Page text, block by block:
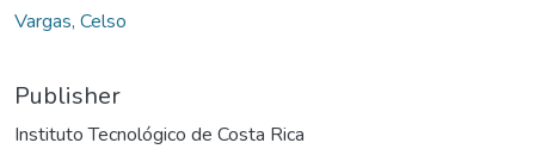
Vargas, Celso
Publisher
Instituto Tecnológico de Costa Rica